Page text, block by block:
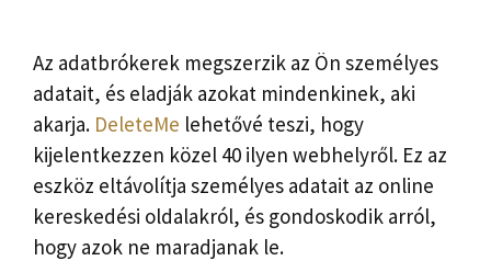
Az adatbrókerek megszerzik az Ön személyes
adatait, és eladják azokat mindenkinek, aki
akarja. DeleteMe lehetővé teszi, hogy
kijelentkezzen közel 40 ilyen webhelyről. Ez az
eszköz eltávolítja személyes adatait az online
kereskedési oldalakról, és gondoskodik arról,
hogy azok ne maradjanak le.